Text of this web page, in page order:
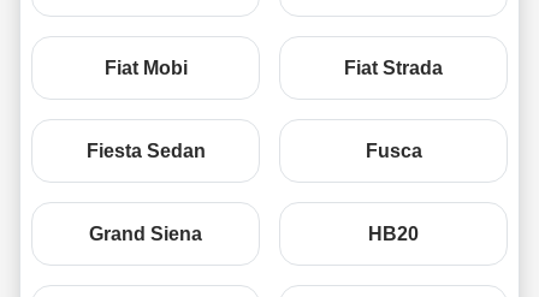
Fiat Mobi Fiat Strada
Fiesta Sedan Fusca
Grand Siena HB20